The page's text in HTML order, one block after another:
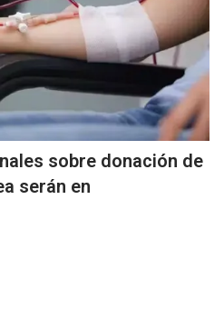
sobre donación de
serán en